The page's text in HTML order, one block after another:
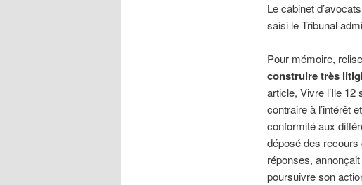
Le cabinet
saisi le Tribunal
Pour mémoire,
construire très
article, Vivre l’Ile 12
contraire à l’intérêt
conformité aux
déposé des
réponses,
poursuivre son